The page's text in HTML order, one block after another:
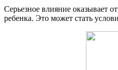
Серьезное влияние оказывает
ребенка. Это может стать